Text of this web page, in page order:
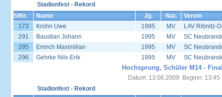
Stadionfest - Rekord
StNr.
Name Jg. Nat.
Verein
173
Krohn Uwe 1995 MV
LAV Ribnitz-
291
Baustian Johann 1995 MV
SC
295
Emrich Maximilian 1995 MV
SC
296
Gehrke Nils-Erik 1995 MV SC
Hochsprung, Schüler M14 -
Datum: 13.06.2009 Beginn: 13:45
Stadionfest - Rekord